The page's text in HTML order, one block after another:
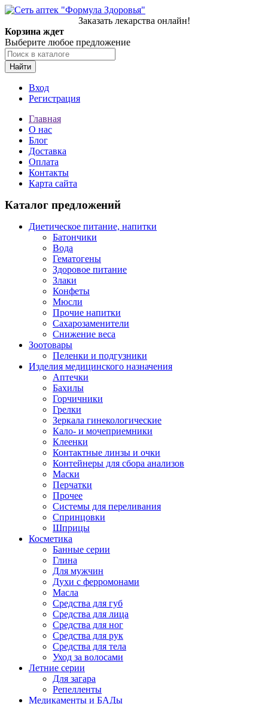
Заказать лекарства онлайн!
Корзина ждет
Выберите любое предложение
Найти
Вход
Регистрация
Главная
О нас
Блог
Доставка
Оплата
Контакты
Карта сайта
Каталог предложений
Диетическое питание, напитки
Батончики
Вода
Гематогены
Здоровое питание
Злаки
Конфеты
Мюсли
Прочие напитки
Сахарозаменители
Снижение веса
Зоотовары
Пеленки и подгузники
Изделия медицинского назначения
Аптечки
Бахилы
Горчичники
Грелки
Зеркала гинекологические
Кало- и мочеприемники
Клеенки
Контактные линзы и очки
Контейнеры для сбора анализов
Маски
Перчатки
Прочее
Системы для переливания
Спринцовки
Шприцы
Косметика
Банные серии
Глина
Для мужчин
Духи с ферромонами
Масла
Средства для губ
Средства для лица
Средства для ног
Средства для рук
Средства для тела
Уход за волосами
Летние серии
Для загара
Репелленты
Медикаменты и БАДы